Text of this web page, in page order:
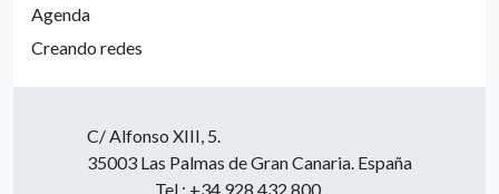
Agenda
Creando redes
C/ Alfonso XIII, 5.
35003 Las Palmas de Gran Canaria. España
Tel.: +34 928 432 800